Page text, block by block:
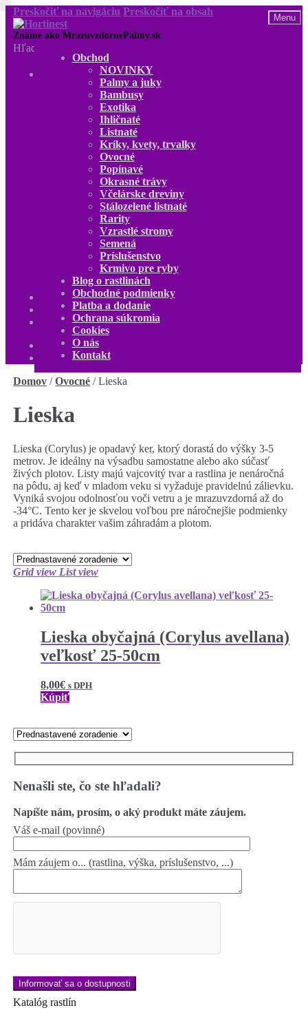
Preskočiť na navigáciu Preskočiť na obsah
Hľadať:
Menu
NOVINKY
Palmy a juky
Bambusy
Exotika
Ihličnaté
Listnaté
Kríky, kvety, trvalky
Ovocné
Popínavé
Okrasné trávy
Včelárske dreviny
Stálozelené listnaté
Rarity
Vzrastlé stromy
Semená
Príslušenstvo
Krmivo pre ryby
Blog o rastlinách
O nás
Kontakt
Obchod
NOVINKY
Palmy a juky
Bambusy
Exotika
Ihličnaté
Listnaté
Kríky, kvety, trvalky
Ovocné
Popínavé
Okrasné trávy
Včelárske dreviny
Stálozelené listnaté
Rarity
Vzrastlé stromy
Semená
Príslušenstvo
Krmivo pre ryby
Blog o rastlinách
Obchodné podmienky
Platba a dodanie
Ochrana súkromia
Cookies
O nás
Kontakt
€ 0 produktov
Domov /Ovocné /Lieska
Lieska
Lieska (Corylus) je opadavý ker, ktorý dorastá do výšky 3-5
metrov. Je ideálny na výsadbu samostatne alebo ako súčasť
živých plotov. Listy majú vajcovitý tvar a rastlina je nenáročná
na pôdu, aj keď v mladom veku si vyžaduje pravidelnú zálievku.
Vyniká svojou odolnosťou voči vetru a je mrazuvzdorná až do
-34°C. Tento ker je skvelou voľbou pre náročnejšie podmienky
a pridáva charakter vašim záhradám a plotom.
Grid view List view
Lieska obyčajná (Corylus avellana)
veľkosť 25-50cm
8,00€ s DPH
Kúpiť
Nenašli ste, čo ste hľadali?
Napíšte nám, prosím, o aký produkt máte záujem.
Váš e-mail (povinné)
Mám záujem o... (rastlina, výška, príslušenstvo, ...)
Katalóg rastlín